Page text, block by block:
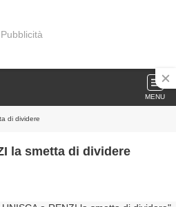
Pubblicità
MENU
di dividere
la smetta di dividere